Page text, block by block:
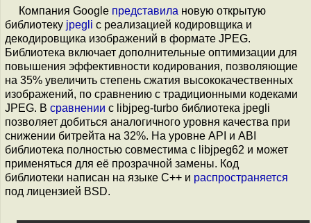
Компания Google представила новую открытую
библиотеку jpegli с реализацией кодировщика и
декодировщика изображений в формате JPEG.
Библиотека включает дополнительные оптимизации для
повышения эффективности кодирования, позволяющие
на 35% увеличить степень сжатия высококачественных
изображений, по сравнению с традиционными кодеками
JPEG. В сравнении с libjpeg-turbo библиотека jpegli
позволяет добиться аналогичного уровня качества при
снижении битрейта на 32%. На уровне API и ABI
библиотека полностью совместима с libjpeg62 и может
применяться для её прозрачной замены. Код
библиотеки написан на языке С++ и распространяется
под лицензией BSD.